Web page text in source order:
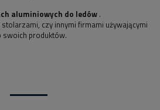
aluminiowych do ledów .
czy innymi firmami używającymi
swoich produktów.